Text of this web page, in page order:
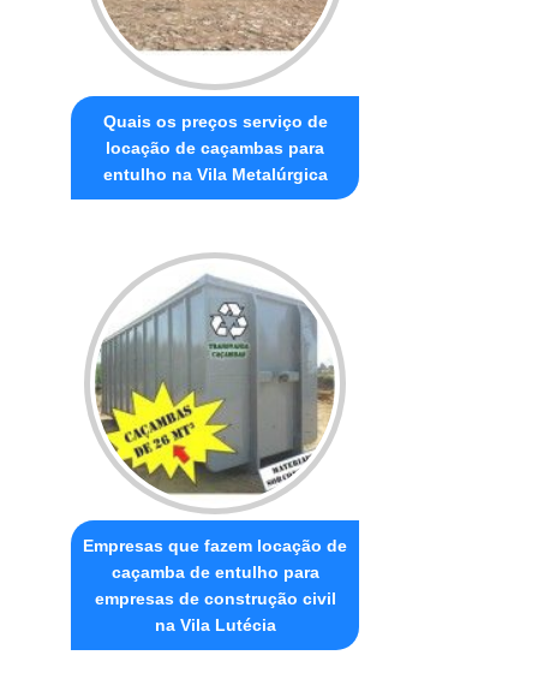
Quais os preços serviço de
locação de caçambas para
entulho na Vila Metalúrgica
Empresas que fazem locação de
caçamba de entulho para
empresas de construção civil
na Vila Lutécia